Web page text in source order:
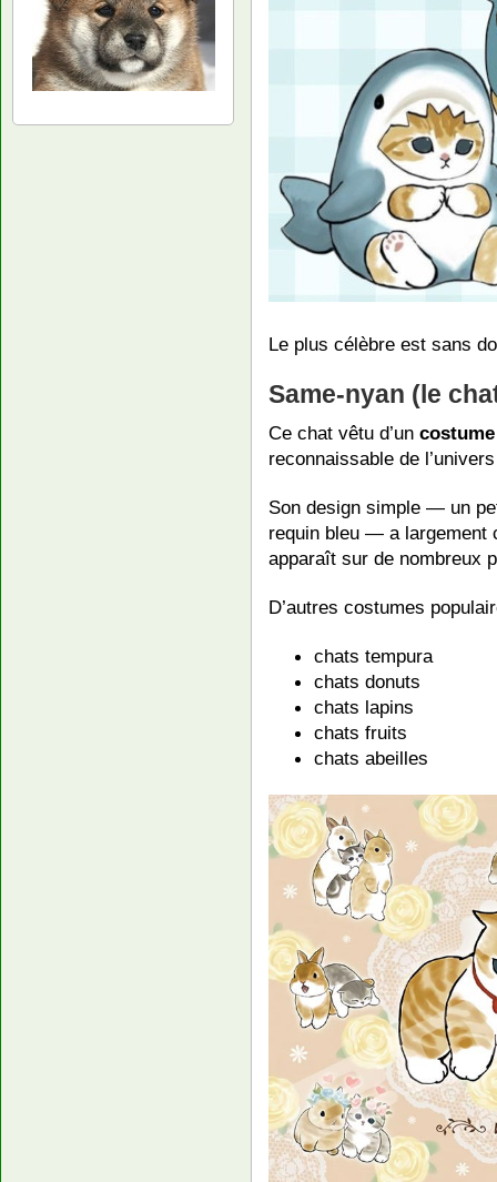
Le plus célèbre est sans
Same-nyan (le
Ce chat vêtu d’un
reconnaissable de
Son design simple — un
requin bleu — a largement
apparaît sur de nombreux
D’autres costumes
chats tempura
chats donuts
chats lapins
chats fruits
chats abeilles